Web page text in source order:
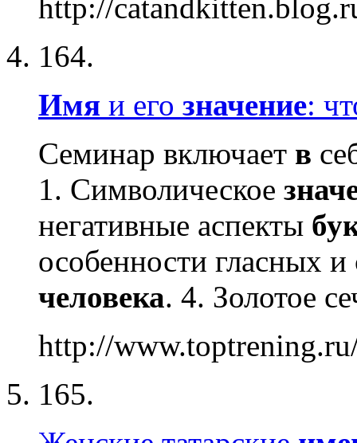
http://
164.
Имя и его значение:
Семинар включает в
1. Символическое
негативные аспекты
особенности гласных
человека. 4. Золотое
http://
165.